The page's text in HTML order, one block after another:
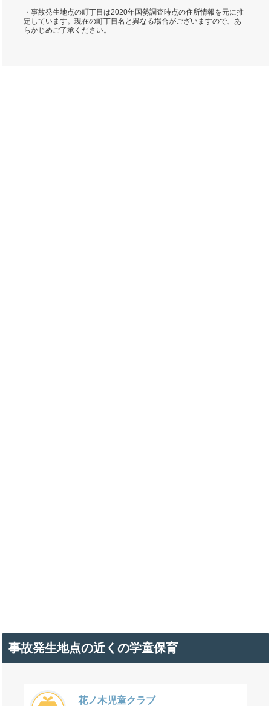
・事故発生地点の町丁目は2020年国勢調査時点の住所情報を元に推
定しています。現在の町丁目名と異なる場合がございますので、あ
らかじめご了承ください。
事故発生地点の近くの学童保育
花ノ木児童クラブ